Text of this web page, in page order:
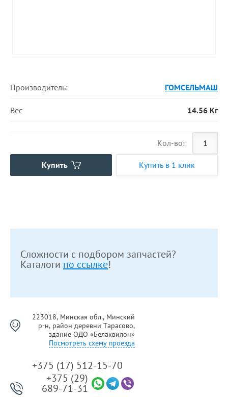
Производитель: ГОМСЕЛЬМАШ
Вес 14.56 Кг
Кол-во:
Купить Купить в 1 клик
Сложности с подбором запчастей?
Каталоги по ссылке!
223018, Минская обл., Минский
р-н, район деревни Тарасово,
здание ОДО «Белаквилон»
Посмотреть схему проезда
+375 (17) 512-15-70
+375 (29)
689-71-31